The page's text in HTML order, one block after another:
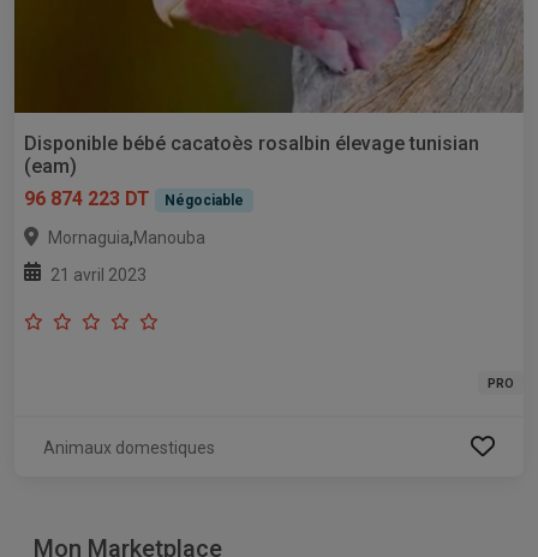
Disponible bébé cacatoès rosalbin élevage tunisian
(eam)
96 874 223 DT
Négociable
Mornaguia,Manouba
21 avril 2023
PRO
Animaux domestiques
Mon Marketplace